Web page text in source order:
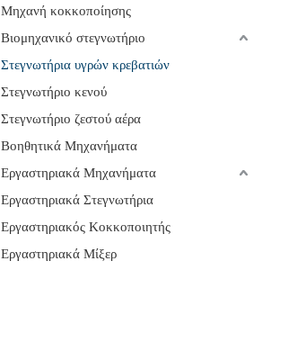
Μηχανή κοκκοποίησης
Βιομηχανικό στεγνωτήριο
Στεγνωτήρια υγρών κρεβατιών
Στεγνωτήριο κενού
Στεγνωτήριο ζεστού αέρα
Βοηθητικά Μηχανήματα
Εργαστηριακά Μηχανήματα
Εργαστηριακά Στεγνωτήρια
Εργαστηριακός Κοκκοποιητής
Εργαστηριακά Μίξερ